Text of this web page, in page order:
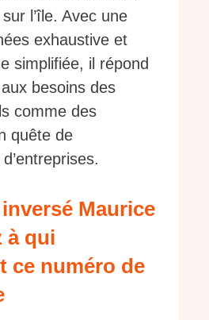
l’île. Avec une
exhaustive et
simplifiée, il répond
besoins des
comme des
quête de
Maurice
à qui
ce numéro de